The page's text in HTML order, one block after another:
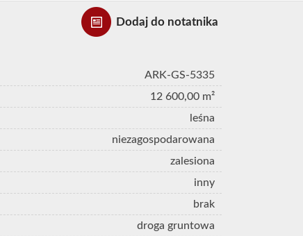
Dodaj do notatnika
ARK-GS-5335
12 600,00 m²
leśna
niezagospodarowana
zalesiona
inny
brak
droga gruntowa